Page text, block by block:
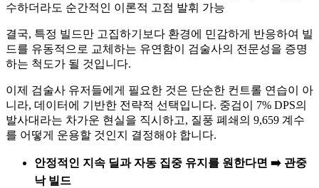
수하더라도 순간적인 이론적 고점 발휘 가능
결국, 특정 빌드만 고집하기보다 환경에 민감하게 반응하여 빌
드를 유동적으로 교체하는 유연함이 검술사의 전문성을 증명
하는 척도가 될 것입니다.
이제 검술사 유저들에게 필요한 것은 단순한 컨트롤 연습이 아
니라, 데이터에 기반한 전략적 선택입니다. 중검이 7% DPS의
발사대라는 차가운 현실을 직시하고, 질풍 폐쇄의 9,659 계수
를 어떻게 운용할 것인지 결정해야 합니다.
안정적인 지속 딜과 자동 집중 유지를 원한다면 ➡️ 관중
낙 빌드